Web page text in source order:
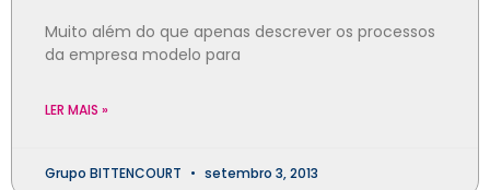
Muito além do que apenas descrever os processos
da empresa modelo para
LER MAIS »
Grupo BITTENCOURT setembro 3, 2013